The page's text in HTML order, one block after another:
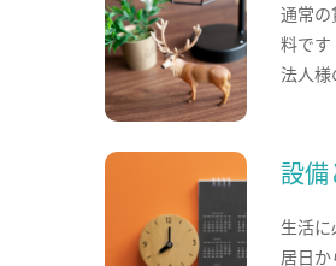
通常の
料です
法人様
設備
生活
居日か